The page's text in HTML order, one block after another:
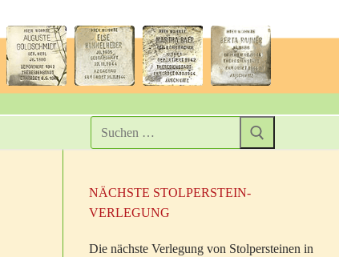
NÄCHSTE STOLPERSTEIN-
VERLEGUNG
Die nächste Verlegung von Stolpersteinen in